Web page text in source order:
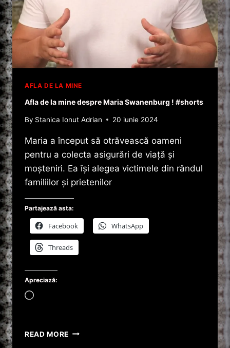
AFLA DE LA MINE
Afla de la mine despre Maria Swanenburg ! #shorts
By Stanica Ionut Adrian 20 iunie 2024
Maria a început să otrăvească oameni
pentru a colecta asigurări de viață și
moșteniri. Ea își alegea victimele din rândul
familiilor și prietenilor
Partajează asta:
Facebook WhatsApp
Threads
Apreciază:
Încarc...
READ MORE AFLA